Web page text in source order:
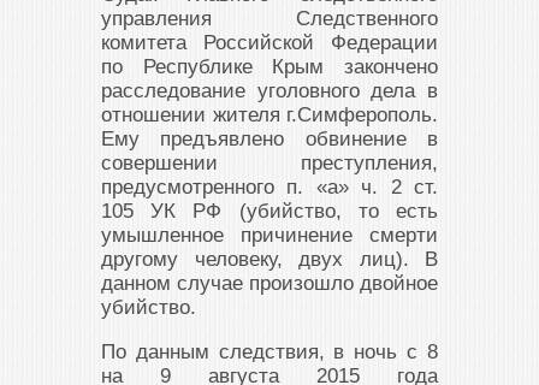
управления Следственного
комитета Российской Федерации
по Республике Крым закончено
расследование уголовного дела в
отношении жителя г.Симферополь.
Ему предъявлено обвинение в
совершении преступления,
предусмотренного п. «а» ч. 2 ст.
105 УК РФ (убийство, то есть
умышленное причинение смерти
другому человеку, двух лиц). В
данном случае произошло двойное
убийство.
По данным следствия, в ночь с 8
на 9 августа 2015 года